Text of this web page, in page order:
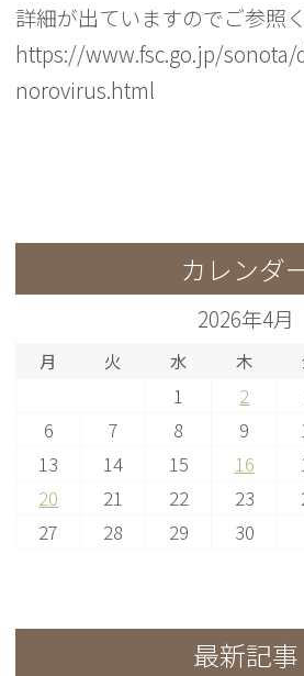
詳細が出ていますのでご参照
https://www.fsc.go.jp/sonota/
norovirus.html
カレンダ
2026年4月
月 火 水 木
1 2
6
7 8 9
13
14 15 16
20
21 22 23
27
28 29 30
最新記事